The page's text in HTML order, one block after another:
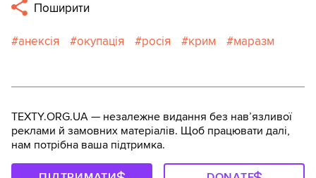
Поширити
анексія окупація росія крим маразм
TEXTY.ORG.UA — незалежне видання без навʼязливої
реклами й замовних матеріалів. Щоб працювати далі,
нам потрібна ваша підтримка.